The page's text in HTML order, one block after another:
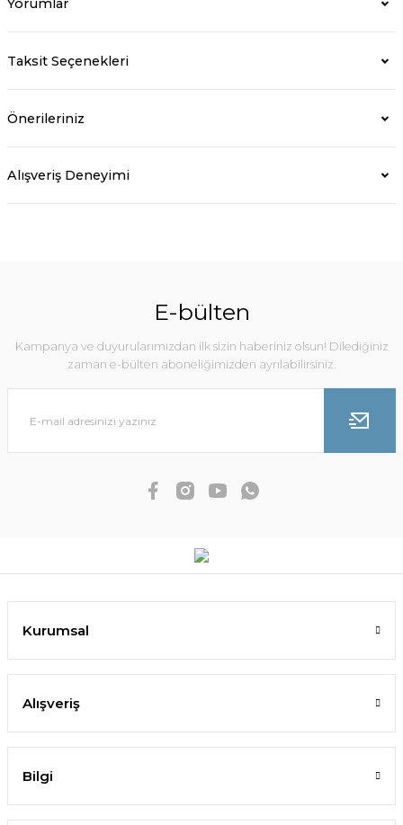
Taksit Seçenekleri
Önerileriniz
Alışveriş Deneyimi
E-bülten
Kampanya ve duyurularımızdan ilk sizin haberiniz olsun! Dilediğiniz
zaman e-bülten aboneliğimizden ayrılabilirsiniz.
Kurumsal
Alışveriş
Bilgi